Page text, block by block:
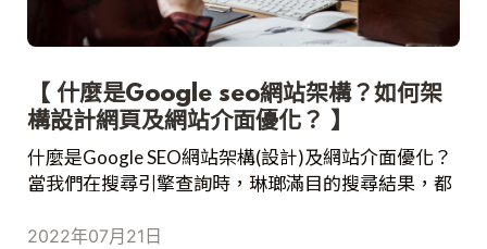
【 什麼是Google seo網站架構？如何架
構設計網頁及網站介面優化？ 】
什麼是Google SEO網站架構(設計)及網站介面優化？
當我們在搜尋引擎查詢時，琳瑯滿目的搜尋結果，都
要，SEO是一連串改善網站自然排名的工作，簡稱搜
2022年07月21日